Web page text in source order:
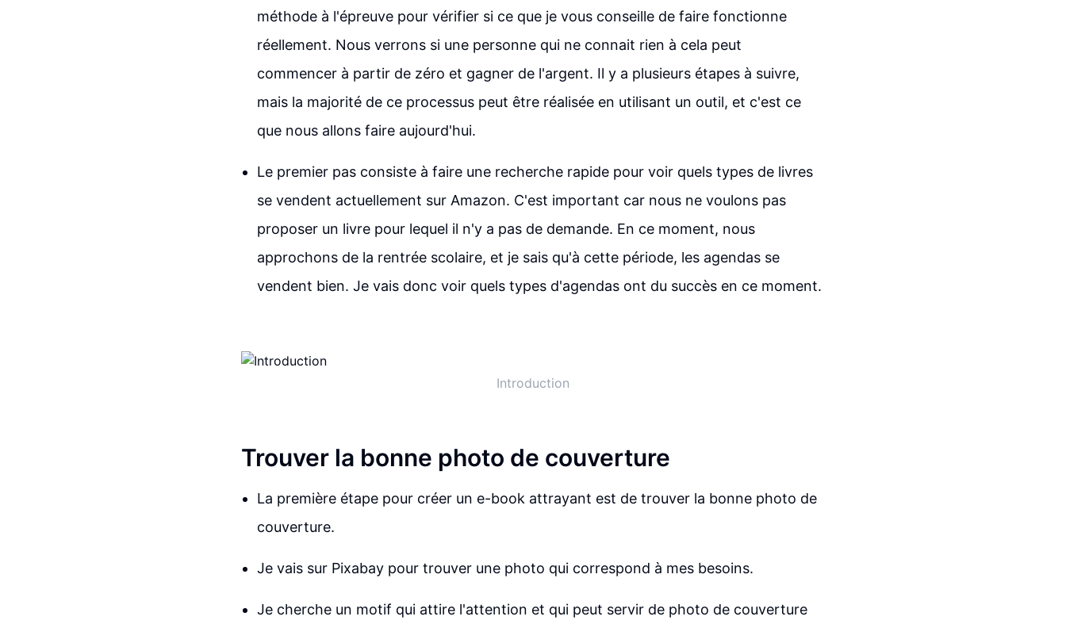
méthode à l'épreuve pour vérifier si ce que je vous conseille de faire fonctionne
réellement. Nous verrons si une personne qui ne connait rien à cela peut
commencer à partir de zéro et gagner de l'argent. Il y a plusieurs étapes à suivre,
mais la majorité de ce processus peut être réalisée en utilisant un outil, et c'est ce
que nous allons faire aujourd'hui.
Le premier pas consiste à faire une recherche rapide pour voir quels types de livres
se vendent actuellement sur Amazon. C'est important car nous ne voulons pas
proposer un livre pour lequel il n'y a pas de demande. En ce moment, nous
approchons de la rentrée scolaire, et je sais qu'à cette période, les agendas se
vendent bien. Je vais donc voir quels types d'agendas ont du succès en ce moment.
Introduction
Trouver la bonne photo de couverture
La première étape pour créer un e-book attrayant est de trouver la bonne photo de
couverture.
Je vais sur Pixabay pour trouver une photo qui correspond à mes besoins.
Je cherche un motif qui attire l'attention et qui peut servir de photo de couverture